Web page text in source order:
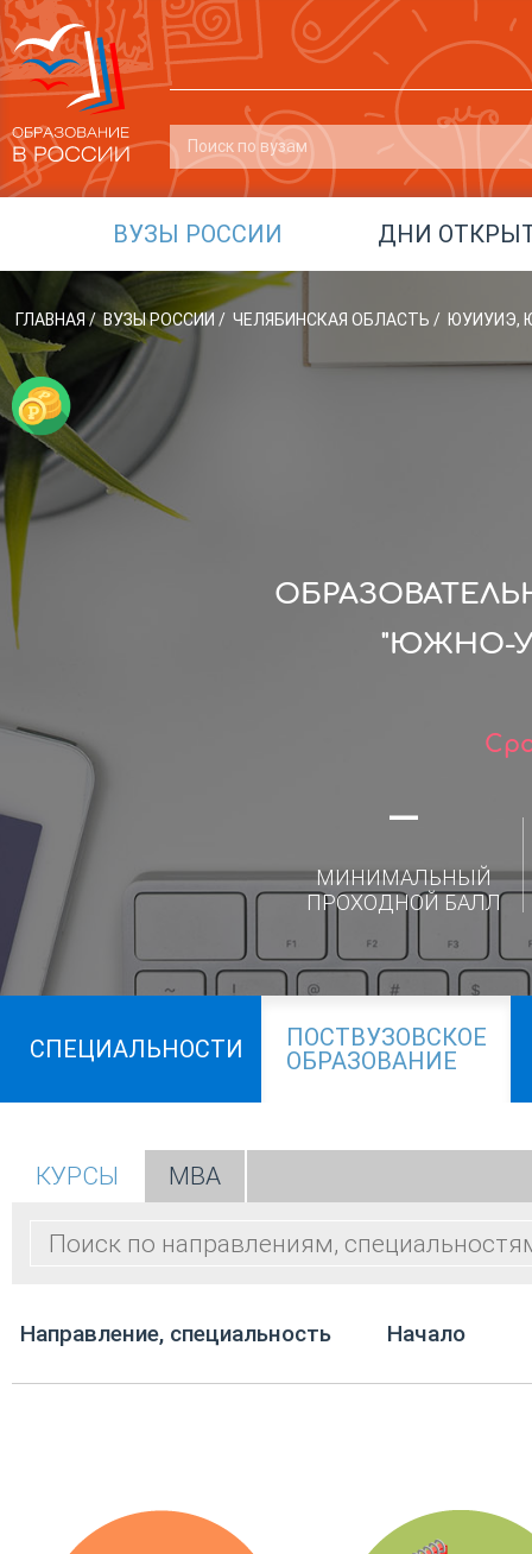
ВУЗЫ РОССИИ ДНИ
ГЛАВНАЯ/ ВУЗЫ РОССИИ / ЧЕЛЯБИНСКАЯ ОБЛАСТЬ / ЮУИУИЭ,
"ЮЖНО-
—
МИНИМАЛЬНЫЙ
ПРОХОДНОЙ БАЛЛ
СПЕЦИАЛЬНОСТИ
ПОСТВУЗОВСКОЕ
ОБРАЗОВАНИЕ
КУРСЫ МВА
Направление, специальность Начало